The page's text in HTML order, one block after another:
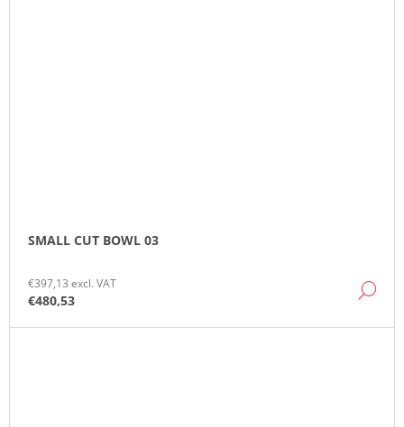
SMALL CUT BOWL 03
€397,13 excl. VAT
€480,53